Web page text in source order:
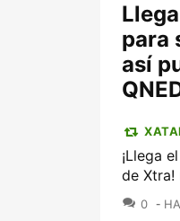
para
así
¡Llega
de Xtra!
0